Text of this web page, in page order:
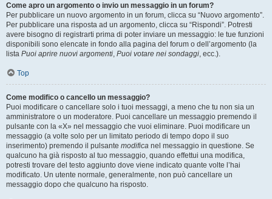
Come apro un argomento o invio un messaggio in un forum?
Per pubblicare un nuovo argomento in un forum, clicca su “Nuovo argomento”.
Per pubblicare una risposta ad un argomento, clicca su “Rispondi”. Potresti
avere bisogno di registrarti prima di poter inviare un messaggio: le tue funzioni
disponibili sono elencate in fondo alla pagina del forum o dell’argomento (la
lista Puoi aprire nuovi argomenti, Puoi votare nei sondaggi, ecc.).
Top
Come modifico o cancello un messaggio?
Puoi modificare o cancellare solo i tuoi messaggi, a meno che tu non sia un
amministratore o un moderatore. Puoi cancellare un messaggio premendo il
pulsante con la «X» nel messaggio che vuoi eliminare. Puoi modificare un
messaggio (a volte solo per un limitato periodo di tempo dopo il suo
inserimento) premendo il pulsante modifica nel messaggio in questione. Se
qualcuno ha già risposto al tuo messaggio, quando effettui una modifica,
potresti trovare del testo aggiunto dove viene indicato quante volte l’hai
modificato. Un utente normale, generalmente, non può cancellare un
messaggio dopo che qualcuno ha risposto.